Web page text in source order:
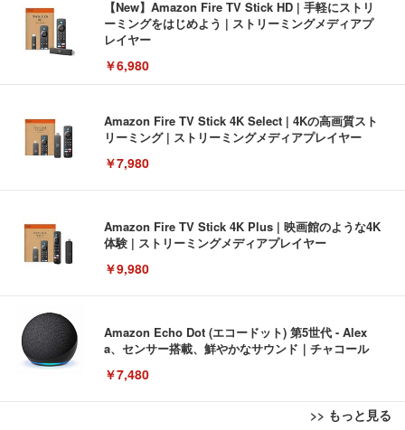
【New】Amazon Fire TV Stick HD | 手軽にストリ
ーミングをはじめよう | ストリーミングメディアプ
レイヤー
￥6,980
Amazon Fire TV Stick 4K Select | 4Kの高画質スト
リーミング | ストリーミングメディアプレイヤー
￥7,980
Amazon Fire TV Stick 4K Plus | 映画館のような4K
体験 | ストリーミングメディアプレイヤー
￥9,980
Amazon Echo Dot (エコードット) 第5世代 - Alex
a、センサー搭載、鮮やかなサウンド｜チャコール
￥7,480
>> もっと見る